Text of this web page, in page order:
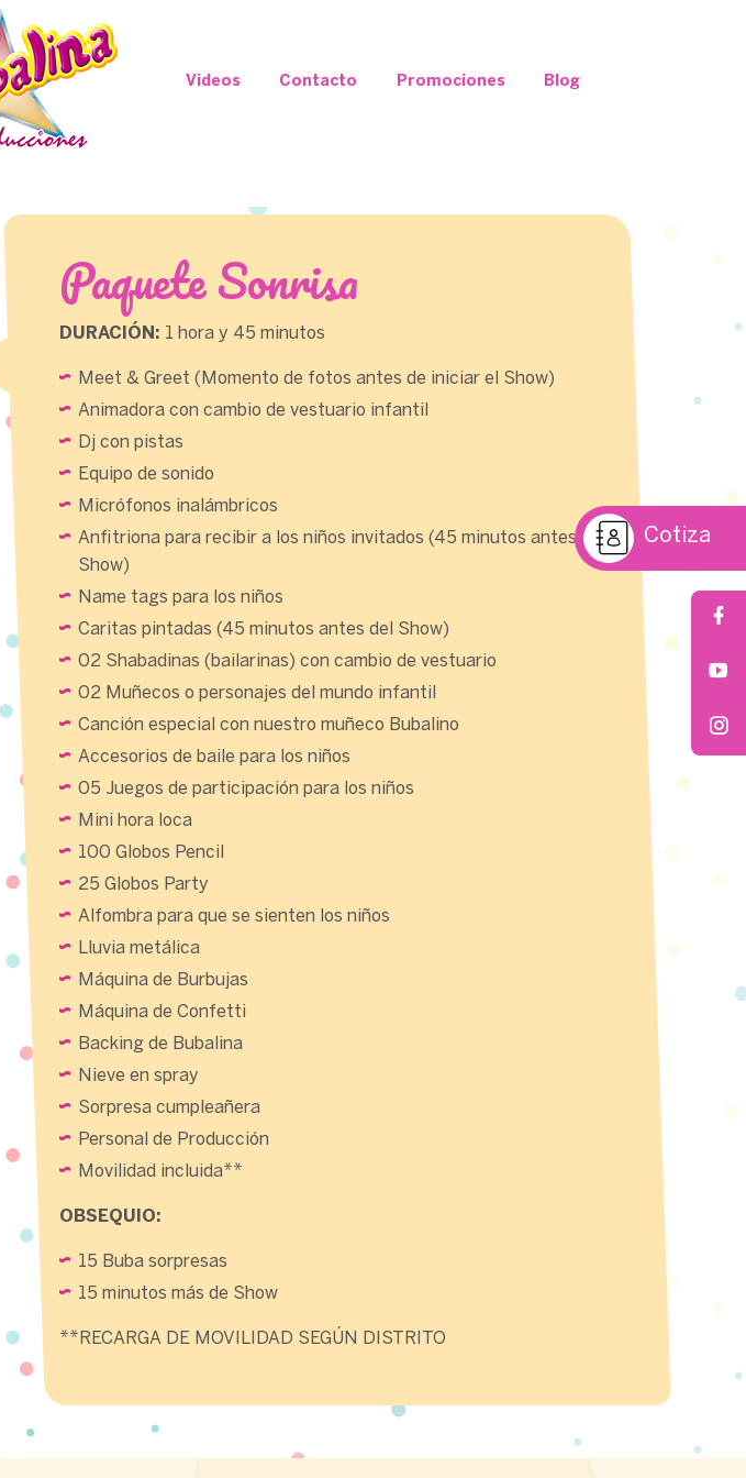
Videos Contacto Promociones Blog
Cotiza
Paquete Sonrisa
DURACIÓN: 1 hora y 45 minutos
Meet & Greet (Momento de fotos antes de iniciar el Show)
Animadora con cambio de vestuario infantil
Dj con pistas
Equipo de sonido
Micrófonos inalámbricos
Anfitriona para recibir a los niños invitados (45 minutos antes del
Show)
Name tags para los niños
Caritas pintadas (45 minutos antes del Show)
02 Shabadinas (bailarinas) con cambio de vestuario
02 Muñecos o personajes del mundo infantil
Canción especial con nuestro muñeco Bubalino
Accesorios de baile para los niños
05 Juegos de participación para los niños
Mini hora loca
100 Globos Pencil
25 Globos Party
Alfombra para que se sienten los niños
Lluvia metálica
Máquina de Burbujas
Máquina de Confetti
Backing de Bubalina
Nieve en spray
Sorpresa cumpleañera
Personal de Producción
Movilidad incluida**
OBSEQUIO:
15 Buba sorpresas
15 minutos más de Show
**RECARGA DE MOVILIDAD SEGÚN DISTRITO